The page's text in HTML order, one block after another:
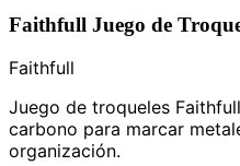
Faithfull Juego de
Faithfull
Juego de troqueles
carbono para marcar
organización.